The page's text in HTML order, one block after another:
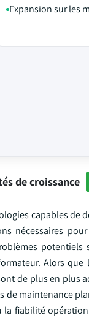
Expansion sur les
de croissance
capables
nécessaires
Alors
de plus en plus
maintenance
fiabilité